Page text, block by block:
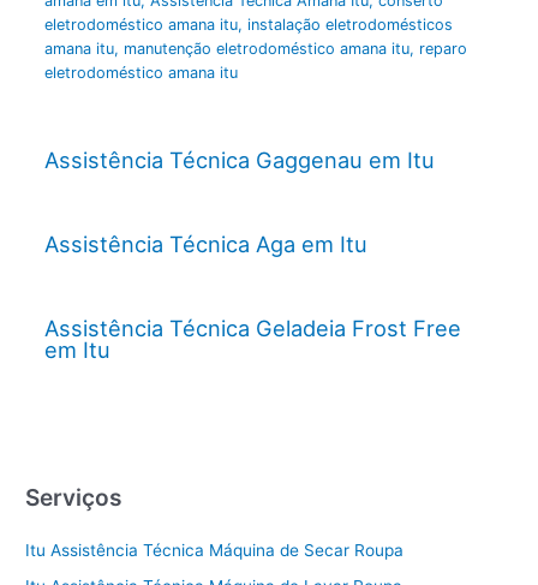
eletrodoméstico amana itu, instalação eletrodomésticos
amana itu, manutenção eletrodoméstico amana itu, reparo
eletrodoméstico amana itu
Assistência Técnica Gaggenau em Itu
Assistência Técnica Aga em Itu
Assistência Técnica Geladeia Frost Free
em Itu
Serviços
Itu Assistência Técnica Máquina de Secar Roupa